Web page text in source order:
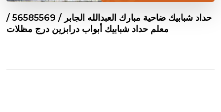
حداد شبابيك ضاحية مبارك العبدالله الجابر / 56585569 /
معلم حداد شبابيك أبواب درابزين درج مظلات